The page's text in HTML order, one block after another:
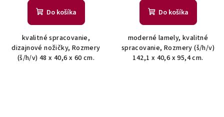
Do košíka
kvalitné spracovanie,
dizajnové nožičky, Rozmery
(š/h/v) 48 x 40,6 x 60 cm.
Do košíka
moderné lamely, kvalitné
spracovanie, Rozmery (š/h/v)
142,1 x 40,6 x 95,4 cm.